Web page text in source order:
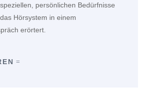
persönlichen Bedürfnisse
Hörsystem in einem
erörtert.